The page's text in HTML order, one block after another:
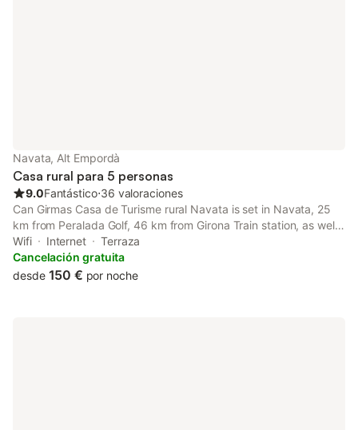
Navata, Alt Empordà
Casa rural para 5 personas
9.0Fantástico⋅36 valoraciones
Can Girmas Casa de Turisme rural Navata is set in Navata, 25
km from Peralada Golf, 46 km from Girona Train station, as well
as 50 km from Medes Islands Marine Reserve. This property
offers access to a balcony, free private parking and free WiFi.
Wifi Internet
Terraza
Cancelación gratuita
desde 150 € por noche